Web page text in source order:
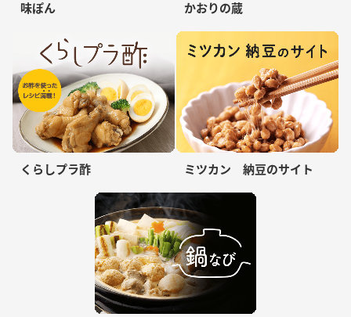
味ぽん かおりの蔵
くらしプラ酢 ミツカン 納豆のサイト